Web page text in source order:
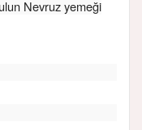
Nevruz yemeği